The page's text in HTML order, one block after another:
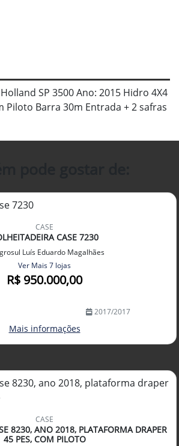
SP 3500 Ano: 2015 Hidro 4X4
Piloto Barra 30m Entrada + 2 safras
CASE
CASE 7230
Luís Eduardo Magalhães
Ver Mais 7 lojas
R$ 950.000,00
2017/2017
Mais informações
CASE
8230, ANO 2018, PLATAFORMA DRAPER
45 PES, COM PILOTO